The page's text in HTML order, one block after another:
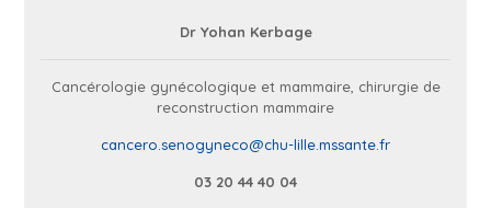
Dr Yohan Kerbage
Cancérologie gynécologique et mammaire, chirurgie de
reconstruction mammaire
cancero.senogyneco@chu-lille.mssante.fr
03 20 44 40 04